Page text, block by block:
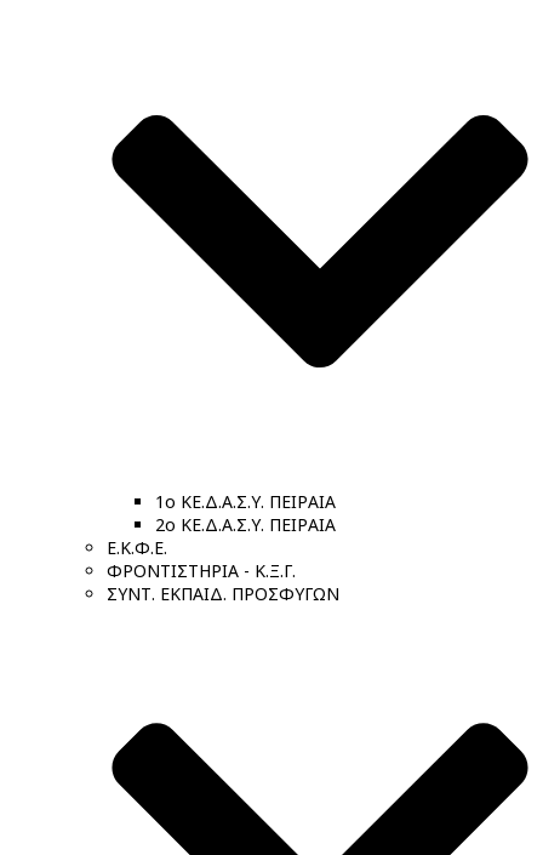
1ο ΚΕ.Δ.Α.Σ.Υ. ΠΕΙΡΑΙΑ
2ο ΚΕ.Δ.Α.Σ.Υ. ΠΕΙΡΑΙΑ
Ε.Κ.Φ.Ε.
ΦΡΟΝΤΙΣΤΗΡΙΑ - Κ.Ξ.Γ.
ΣΥΝΤ. ΕΚΠΑΙΔ. ΠΡΟΣΦΥΓΩΝ